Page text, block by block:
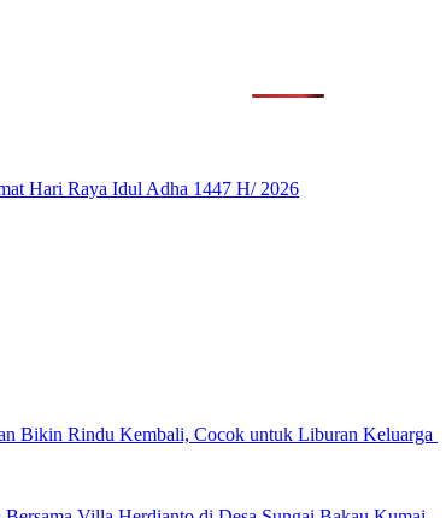
Hari Raya Idul Adha 1447 H/ 2026
Bikin Rindu Kembali, Cocok untuk Liburan Keluarga